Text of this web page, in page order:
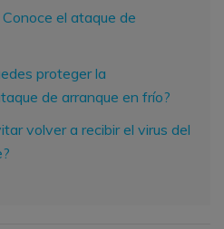
el ataque de
proteger la
de arranque en frío?
volver a recibir el virus del